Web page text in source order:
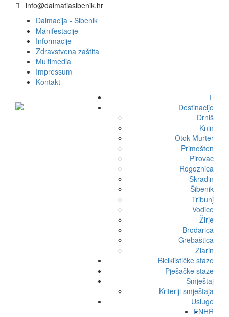
info@dalmatiasibenik.hr
Dalmacija - Šibenik
Manifestacije
Informacije
Zdravstvena zaštita
Multimedia
Impressum
Kontakt
Destinacije
Drniš
Knin
Otok Murter
Primošten
Pirovac
Rogoznica
Skradin
Šibenik
Tribunj
Vodice
Žirje
Brodarica
Grebaštica
Zlarin
Biciklističke staze
Pješačke staze
Smještaj
Kriteriji smještaja
Usluge
HR
EN